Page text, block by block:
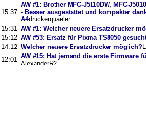
15:37
AW #1: Brother MFC-J5110DW, MFC-
- Besser ausgestattet und kompakter
A4druckerquaeler
15:31 AW #1: Welcher neuere Ersatzdrucker
15:12 AW #53: Ersatz für Pixma TS8050 gesucht
14:12 Welcher neuere Ersatzdrucker möglich?
12:01 AW #15: Hat jemand die erste Firmware
AlexanderR2